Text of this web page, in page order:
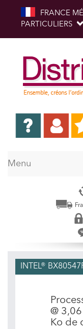
FRANCE
PARTICULIERS
Menu
INTEL®
@
Ko de